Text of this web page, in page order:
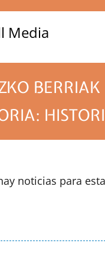
Media
BERRIAK
noticias para